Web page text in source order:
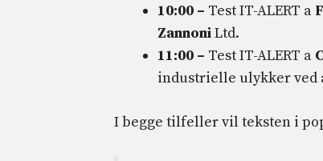
10:00 – Test IT-ALERT a
ZannoniLtd.
11:00 – Test IT-ALERT a
industrielle ulykker ved
I begge tilfeller vil teksten i